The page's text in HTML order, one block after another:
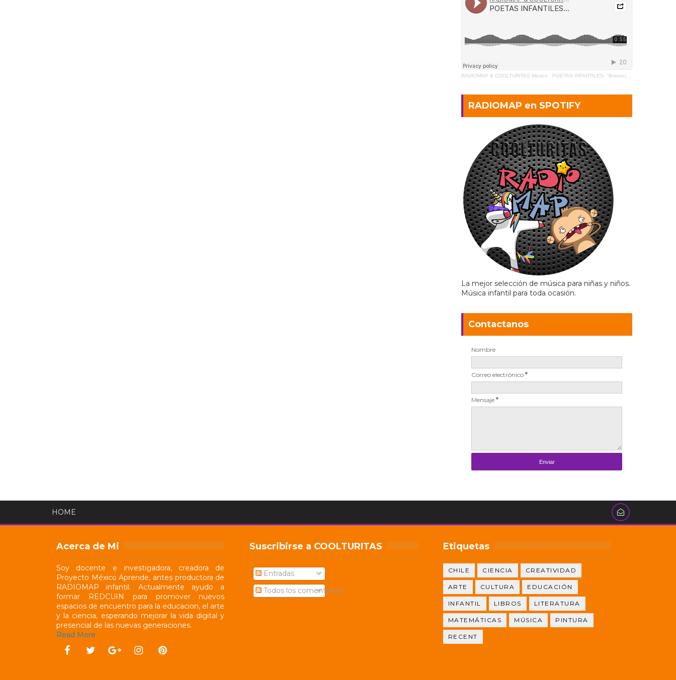
RADIOMAP & COOLTURITAS México · POETAS INFANTILES- "Botoncito" de Gabriela Mistral (2)
RADIOMAP en SPOTIFY
La mejor selección de música para niñas y niños.
Música infantil para toda ocasión.
Contactanos
Nombre
Correo electrónico *
Mensaje *
HOME
Acerca de Mi
Soy docente e investigadora, creadora de
Proyecto México Aprende, antes productora de
RADIOMAP infantil. Actualmente ayudo a
formar REDCUIN para promover nuevos
espacios de encuentro para la educacion, el arte
y la ciencia, esperando mejorar la vida digital y
presencial de las nuevas generaciones.
Read More
Suscribirse a COOLTURITAS
Entradas
Todos los comentarios
Etiquetas
CHILE CIENCIA CREATIVIDAD
ARTE CULTURA EDUCACIÓN
INFANTIL LIBROS LITERATURA
MATEMÁTICAS MÚSICA PINTURA
RECENT